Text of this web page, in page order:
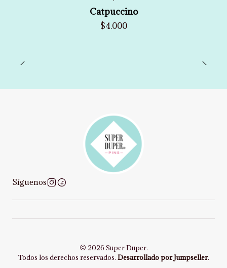
Catpuccino
$4.000
Síguenos
2026 Super Duper.
Todos los derechos reservados. Desarrollado por Jumpseller.